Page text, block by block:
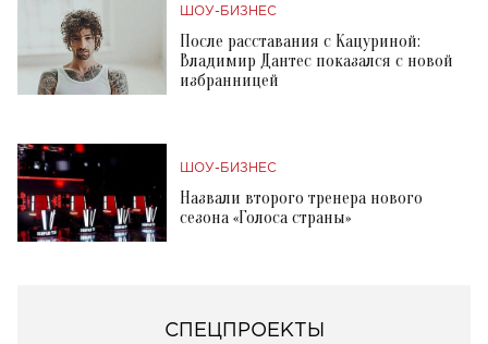
ШОУ-БИЗНЕС
После расставания с Кацуриной:
Владимир Дантес показался с новой
избранницей
ШОУ-БИЗНЕС
Назвали второго тренера нового
сезона «Голоса страны»
СПЕЦПРОЕКТЫ